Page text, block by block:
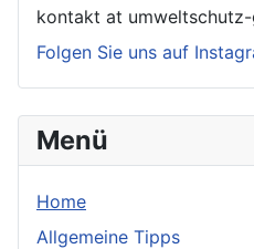
kontakt at
Folgen Sie uns auf
Menü
Home
Allgemeine Tipps